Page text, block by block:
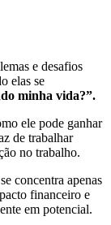
e desafios
elas se
minha vida?”.
ele pode ganhar
de trabalhar
no trabalho.
concentra apenas
financeiro e
em potencial.